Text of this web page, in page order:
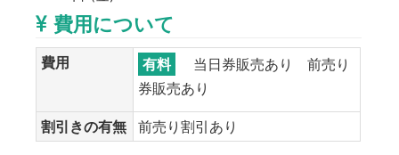
費用について
費用 有料
当日券販売あり 前売り
券販売あり
割引きの有無 前売り割引あり